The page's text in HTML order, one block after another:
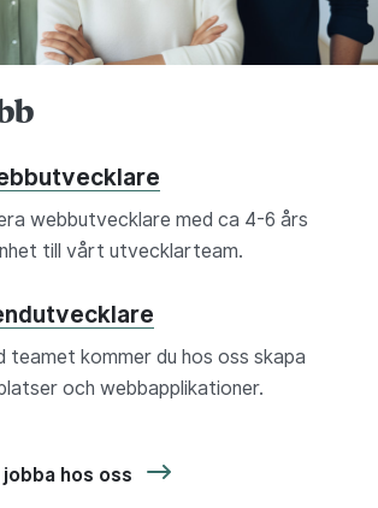
webbutvecklare med ca 4-6 års
till vårt utvecklarteam.
teamet kommer du hos oss skapa
och webbapplikationer.
hos oss